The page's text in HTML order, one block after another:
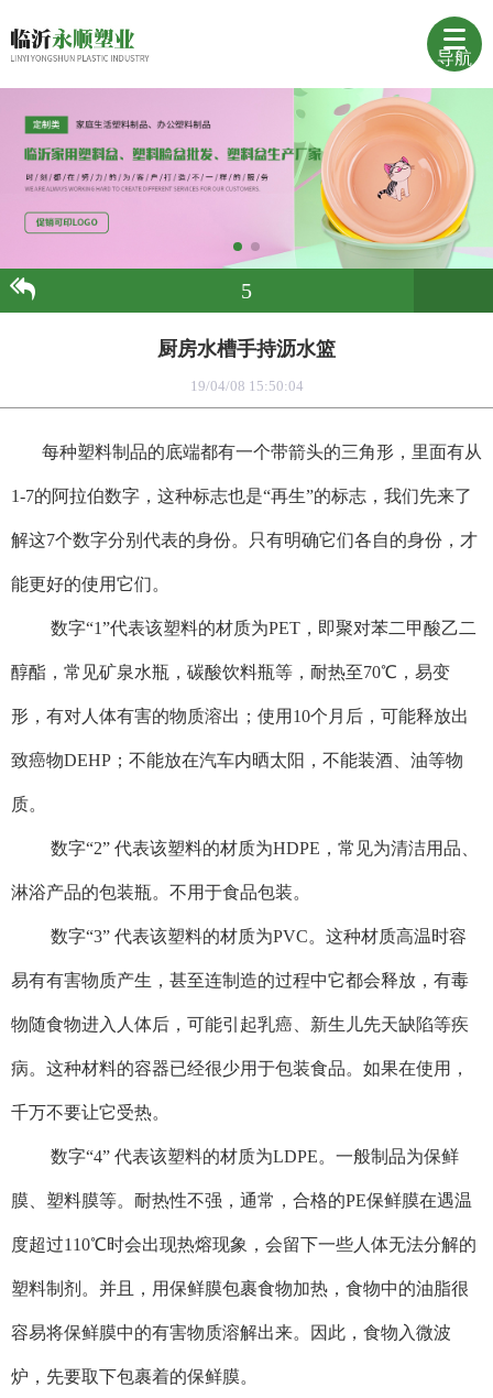
导航
5
厨房水槽手持沥水篮
19/04/08 15:50:04
每种塑料制品的底端都有一个带箭头的三角形，里面有从
1-7的阿拉伯数字，这种标志也是“再生”的标志，我们先来了
解这7个数字分别代表的身份。只有明确它们各自的身份，才
能更好的使用它们。
数字“1”代表该塑料的材质为PET，即聚对苯二甲酸乙二
醇酯，常见矿泉水瓶，碳酸饮料瓶等，耐热至70℃，易变
形，有对人体有害的物质溶出；使用10个月后，可能释放出
致癌物DEHP；不能放在汽车内晒太阳，不能装酒、油等物
质。
数字“2” 代表该塑料的材质为HDPE，常见为清洁用品、
淋浴产品的包装瓶。不用于食品包装。
数字“3” 代表该塑料的材质为PVC。这种材质高温时容
易有有害物质产生，甚至连制造的过程中它都会释放，有毒
物随食物进入人体后，可能引起乳癌、新生儿先天缺陷等疾
病。这种材料的容器已经很少用于包装食品。如果在使用，
千万不要让它受热。
数字“4” 代表该塑料的材质为LDPE。一般制品为保鲜
膜、塑料膜等。耐热性不强，通常，合格的PE保鲜膜在遇温
度超过110℃时会出现热熔现象，会留下一些人体无法分解的
塑料制剂。并且，用保鲜膜包裹食物加热，食物中的油脂很
容易将保鲜膜中的有害物质溶解出来。因此，食物入微波
炉，先要取下包裹着的保鲜膜。